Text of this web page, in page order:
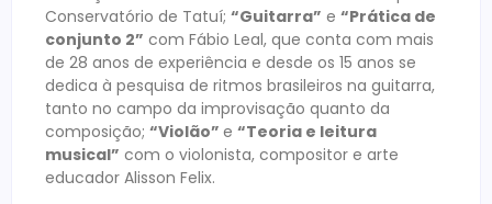
Conservatório de Tatuí; “Guitarra” e “Prática de
conjunto 2” com Fábio Leal, que conta com mais
de 28 anos de experiência e desde os 15 anos se
dedica à pesquisa de ritmos brasileiros na guitarra,
tanto no campo da improvisação quanto da
composição; “Violão” e “Teoria e leitura
musical” com o violonista, compositor e arte
educador Alisson Felix.